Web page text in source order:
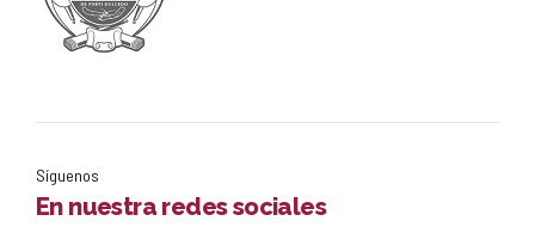
Síguenos
En nuestra redes sociales